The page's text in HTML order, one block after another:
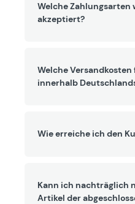
Welche Zahlungsarten
akzeptiert?
Welche Versandkosten
innerhalb
Wie erreiche ich den
Kann ich nachträglich
Artikel der